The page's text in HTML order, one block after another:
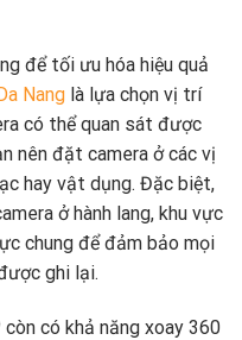
để tối ưu hóa hiệu quả
Nang là lựa chọn vị trí
có thể quan sát được
nên đặt camera ở các vị
hay vật dụng. Đặc biệt,
ở hành lang, khu vực
chung để đảm bảo mọi
ghi lại.
có khả năng xoay 360